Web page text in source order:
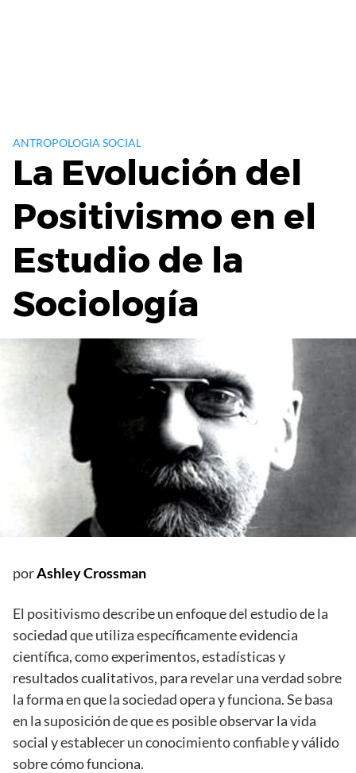
ANTROPOLOGIA SOCIAL
La Evolución del
Positivismo en el
Estudio de la
Sociología
porAshley Crossman
El positivismo describe un enfoque del estudio de la
sociedad que utiliza específicamente evidencia
científica, como experimentos, estadísticas y
resultados cualitativos, para revelar una verdad sobre
la forma en que la sociedad opera y funciona. Se basa
en la suposición de que es posible observar la vida
social y establecer un conocimiento confiable y válido
sobre cómo funciona.